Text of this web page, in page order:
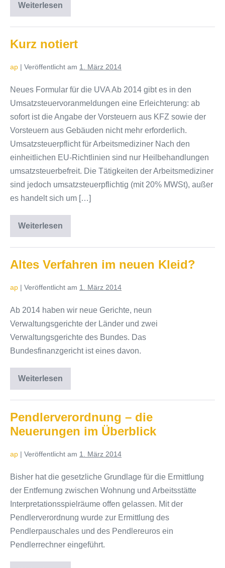
WeiterlesenSTEUERreform
–
Tarife
ab
Kurz notiert
ap | Veröffentlicht am 1. März 2014
Neues Formular für die UVA Ab 2014 gibt es in den
Umsatzsteuervoranmeldungen eine Erleichterung: ab
sofort ist die Angabe der Vorsteuern aus KFZ sowie der
Vorsteuern aus Gebäuden nicht mehr erforderlich.
Umsatzsteuerpflicht für Arbeitsmediziner Nach den
einheitlichen EU-Richtlinien sind nur Heilbehandlungen
umsatzsteuerbefreit. Die Tätigkeiten der Arbeitsmediziner
sind jedoch umsatzsteuerpflichtig (mit 20% MWSt), außer
es handelt sich um […]
Weiterlesen
Kurz
notiert
Altes Verfahren im neuen Kleid?
ap | Veröffentlicht am 1. März 2014
Ab 2014 haben wir neue Gerichte, neun
Verwaltungsgerichte der Länder und zwei
Verwaltungsgerichte des Bundes. Das
Bundesfinanzgericht ist eines davon.
Weiterlesen
Altes
Verfahren
Kleid?
Pendlerverordnung – die
Neuerungen im Überblick
ap | Veröffentlicht am 1. März 2014
Bisher hat die gesetzliche Grundlage für die Ermittlung
der Entfernung zwischen Wohnung und Arbeitsstätte
Interpretationsspielräume offen gelassen. Mit der
Pendlerverordnung wurde zur Ermittlung des
Pendlerpauschales und des Pendlereuros ein
Pendlerrechner eingeführt.